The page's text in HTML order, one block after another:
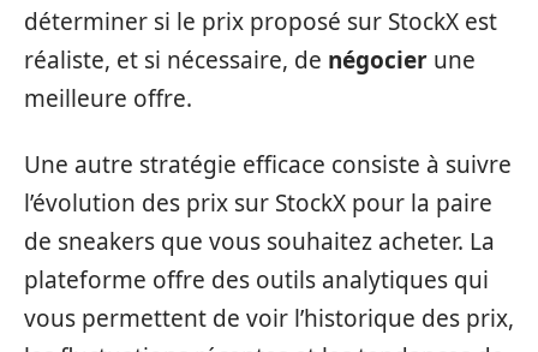
déterminer si le prix proposé sur StockX est
réaliste, et si nécessaire, de négocier une
meilleure offre.
Une autre stratégie efficace consiste à suivre
l’évolution des prix sur StockX pour la paire
de sneakers que vous souhaitez acheter. La
plateforme offre des outils analytiques qui
vous permettent de voir l’historique des prix,